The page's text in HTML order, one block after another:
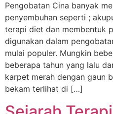
Pengobatan Cina banyak
penyembuhan seperti ;
terapi diet dan membentuk
digunakan dalam
mulai populer. Mungkin
beberapa tahun yang lalu
karpet merah dengan gaun
bekam terlihat di […]